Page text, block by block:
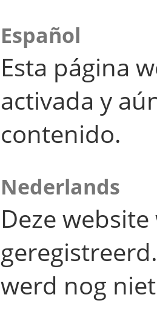
Español
Esta página
activada y
contenido.
Nederlands
Deze
werd nog